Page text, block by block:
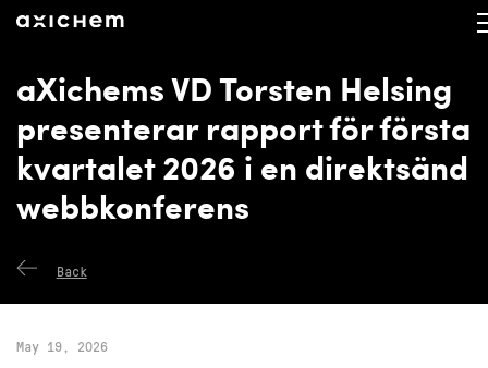
axichem.se Press releases
aXichems VD Torsten Helsing
presenterar rapport för första
kvartalet 2026 i en direktsänd
webbkonferens
Back
May 19, 2026